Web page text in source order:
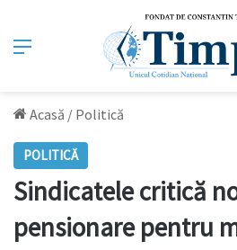
Meniu
Acasă / Politică
POLITICĂ
Sindicatele critică
pensionare pentru